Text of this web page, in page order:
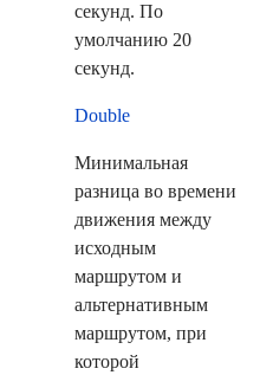
секунд. По
умолчанию 20
секунд.
Double
Минимальная
разница во времени
движения между
исходным
маршрутом и
альтернативным
маршрутом, при
которой